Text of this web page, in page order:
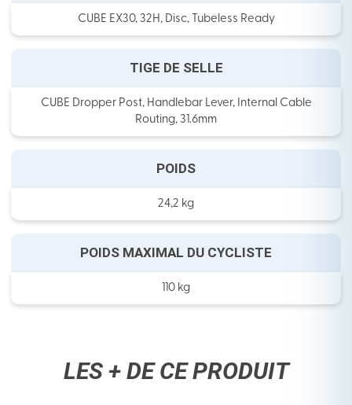
CUBE EX30, 32H, Disc, Tubeless Ready
TIGE DE SELLE
CUBE Dropper Post, Handlebar Lever, Internal Cable
Routing, 31.6mm
POIDS
24,2 kg
POIDS MAXIMAL DU CYCLISTE
110 kg
LES + DE CE PRODUIT